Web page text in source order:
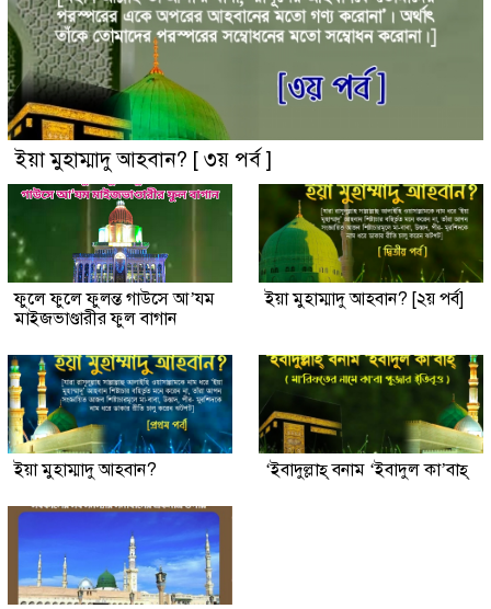
ইয়া মুহাম্মাদু আহবান? [ ৩য় পর্ব ]
ফুলে ফুলে ফুলন্ত গাউসে আ’যম
মাইজভাণ্ডারীর ফুল বাগান
ইয়া মুহাম্মাদু আহবান? [২য় পর্ব]
ইয়া মুহাম্মাদু আহবান? ‘ইবাদুল্লাহ্ বনাম ‘ইবাদুল কা’বাহ্